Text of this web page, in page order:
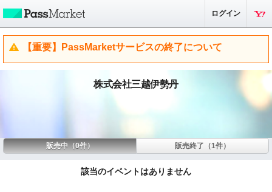
ログイン
【重要】PassMarketサービスの終了について
株式会社三越伊勢丹
販売中（0件） 販売終了（1件）
該当のイベントはありません